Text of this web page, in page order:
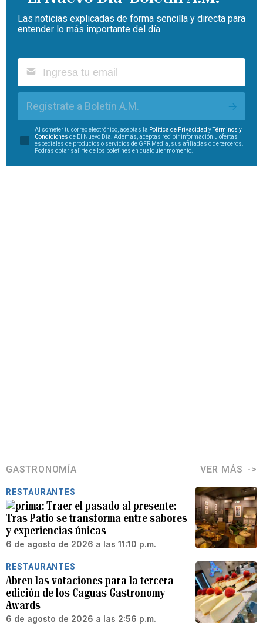
Las noticias explicadas de forma sencilla y directa para
entender lo más importante del día.
Regístrate a Boletín A.M.
Al someter tu correo electrónico, aceptas la Política de Privacidad y
Términos y
Condiciones de El Nuevo Día. Además, aceptas recibir información u ofertas
especiales de productos o servicios de GFR Media, sus afiliadas o de terceros.
Podrás optar salirte de los boletines en cualquier momento.
GASTRONOMÍA VER MÁS
RESTAURANTES
Traer el pasado al presente:
Tras Patio se transforma entre sabores
y experiencias únicas
6 de agosto de 2026 a las 11:10 p.m.
RESTAURANTES
Abren las votaciones para la tercera
edición de los Caguas Gastronomy
Awards
6 de agosto de 2026 a las 2:56 p.m.